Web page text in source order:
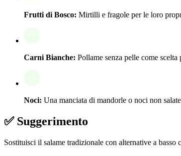
Frutti di Bosco: Mirtilli e fragole per le loro
Carni Bianche: Pollame senza pelle come scelta
Noci: Una manciata di mandorle o noci non
✅ Suggerimento
Sostituisci il salame tradizionale con alternative a basso